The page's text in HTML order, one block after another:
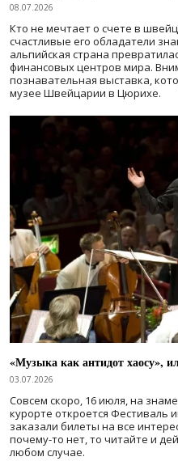
08.07.2026
Кто не мечтает о счете в
счастливые его обладатели
альпийская страна
финансовых центров мира.
познавательная выставка,
музее Швейцарии в Цюрихе.
«Музыка как антидот хаосу»,
03.07.2026
Совсем скоро, 16 июля, на
курорте откроется
заказали билеты на все
почему-то нет, то читайте и
любом случае.